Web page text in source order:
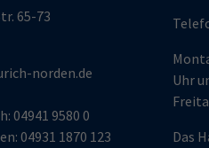
65-73
norden.de
04941 9580 0
04931 1870 123
Uhr
Das